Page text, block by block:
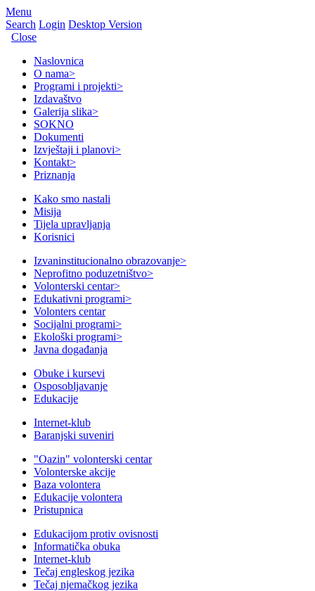
Menu
Search Login Desktop Version
Close
Naslovnica
O nama>
Programi i projekti>
Izdavaštvo
Galerija slika>
SOKNO
Dokumenti
Izvještaji i planovi>
Kontakt>
Priznanja
Kako smo nastali
Misija
Tijela upravljanja
Korisnici
Izvaninstitucionalno obrazovanje>
Neprofitno poduzetništvo>
Volonterski centar>
Edukativni programi>
Volonters centar
Socijalni programi>
Ekološki programi>
Javna događanja
Obuke i kursevi
Osposobljavanje
Edukacije
Internet-klub
Baranjski suveniri
"Oazin" volonterski centar
Volonterske akcije
Baza volontera
Edukacije volontera
Pristupnica
Edukacijom protiv ovisnosti
Informatička obuka
Internet-klub
Tečaj engleskog jezika
Tečaj njemačkog jezika